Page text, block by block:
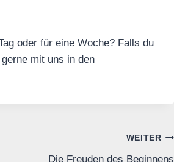
oder für eine Woche? Falls du
mit uns in den
WEITER
Die Freuden des Beginnens